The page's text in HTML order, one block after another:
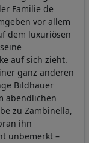
Familie de
vor allem
dem luxuriösen
auf sich zieht.
ganz anderen
Bildhauer
abendlichen
zu Zambinella,
ihn
unbemerkt –